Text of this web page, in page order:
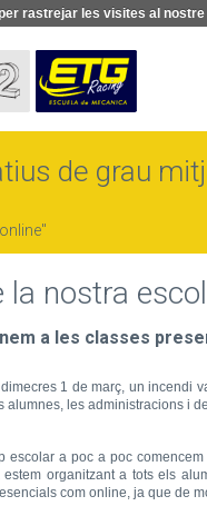
rastrejar les visites al
de grau
la nostra
a les classes
1 de març, un incendi
alumnes, les administracions i
escolar a poc a poc
estem organitzant a tots els
com online, ja que de